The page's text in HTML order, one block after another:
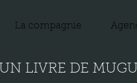
La compagnie
UN LIVRE DE